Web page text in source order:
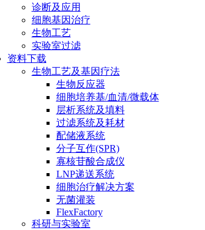
诊断及应用
细胞基因治疗
生物工艺
实验室过滤
资料下载
生物工艺及基因疗法
生物反应器
细胞培养基/血清/微载体
层析系统及填料
过滤系统及耗材
配储液系统
分子互作(SPR)
寡核苷酸合成仪
LNP递送系统
细胞治疗解决方案
无菌灌装
FlexFactory
科研与实验室